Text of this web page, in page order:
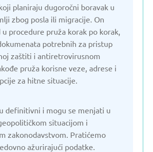
planiraju dugoročni boravak u
zbog posla ili migracije. On
u procedure pruža korak po korak,
potrebnih za pristup
zaštiti i antiretrovirusnom
pruža korisne veze, adrese i
za hitne situacije.
definitivni i mogu se menjati u
situacijom i
zakonodavstvom. Pratićemo
ažurirajući podatke.